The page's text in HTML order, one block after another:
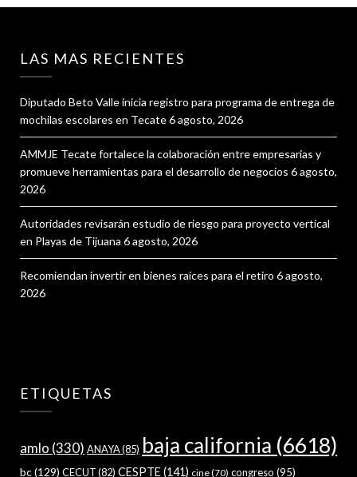
LAS MAS RECIENTES
Diputado Beto Valle inicia registro para programa de entrega de
mochilas escolares en Tecate6 agosto, 2026
AMMJE Tecate fortalece la colaboración entre empresarias y
promueve herramientas para el desarrollo de negocios 6 agosto,
2026
Autoridades revisarán estudio de riesgo para proyecto vertical
en Playas de Tijuana 6 agosto, 2026
Recomiendan invertir en bienes raíces para el retiro 6 agosto,
2026
ETIQUETAS
amlo (330) ANAYA(85) baja california (6618)
bc(129) CECUT(82) CESPTE (141) cine(70) congreso (95)